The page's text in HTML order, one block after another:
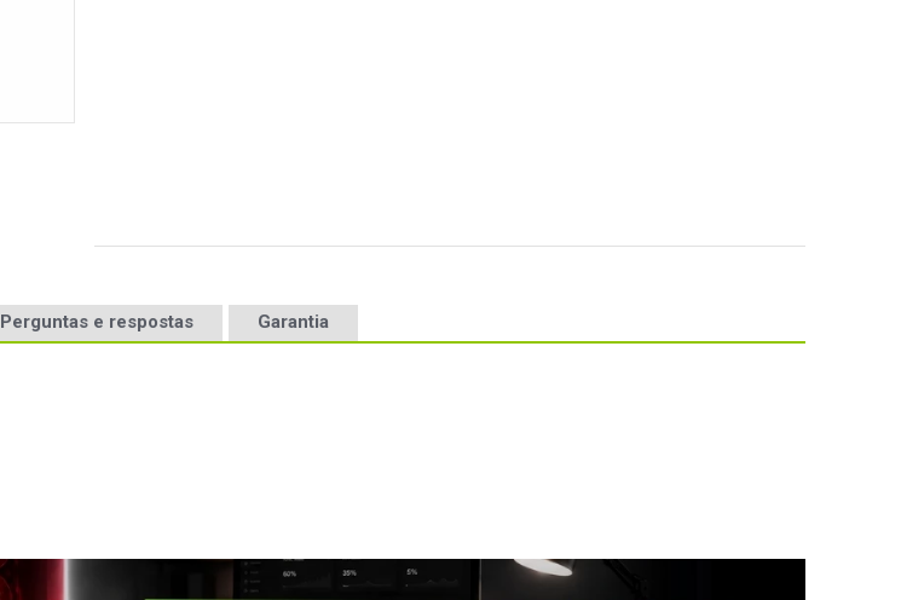
Perguntas e respostas Garantia